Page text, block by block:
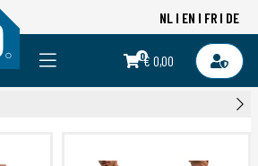
NL EN FR DE
0€ 0,00